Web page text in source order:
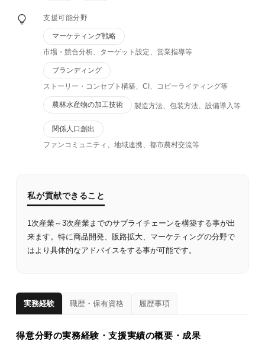
支援可能分野
マーケティング戦略
市場・競合分析、ターゲット設定、営業指導等
ブランディング
ストーリー・コンセプト構築、CI、コピーライティング等
農林水産物の加工技術 製造方法、包装方法、設備導入等
関係人口創出
ファンコミュニティ、地域連携、都市農村交流等
私が貢献できること
1次産業～3次産業までのサプライチェーンを構築する事が出
来ます。特に商品開発、販路拡大、マーケティングの分野で
はより具体的なアドバイスをする事が可能です。
実務経験 職歴・保有資格 履歴事項
得意分野の実務経験・支援実績の概要・成果